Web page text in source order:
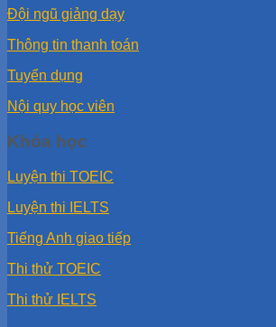
Đội ngũ giảng dạy
Thông tin thanh toán
Tuyển dụng
Nội quy học viên
Khóa học
Luyện thi TOEIC
Luyện thi IELTS
Tiếng Anh giao tiếp
Thi thử TOEIC
Thi thử IELTS